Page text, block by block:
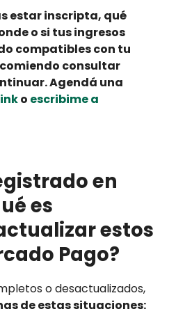
estar inscripta, qué
o si tus ingresos
compatibles con tu
consultar
Agendá una
o escribime a
en
es
estos
Pago?
o desactualizados,
de estas situaciones: